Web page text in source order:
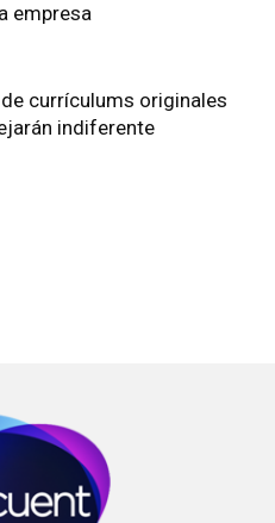
empresa
currículums originales
indiferente